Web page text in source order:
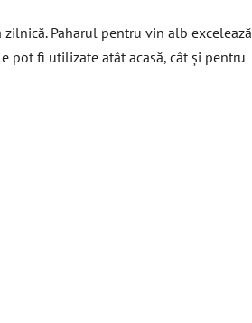
Paharul pentru vin alb excelează
pot fi utilizate atât acasă, cât și pentru